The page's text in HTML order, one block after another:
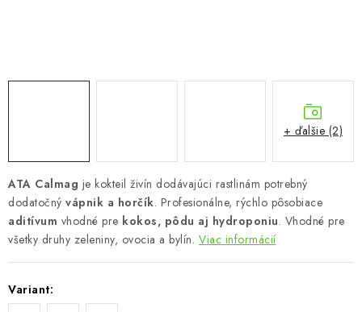
ATA Calmag je kokteil živín dodávajúci rastlinám potrebný
dodatočný vápnik a horčík. Profesionálne, rýchlo pôsobiace
aditívum vhodné pre kokos, pôdu aj hydroponiu. Vhodné pre
všetky druhy zeleniny, ovocia a bylín. Viac informácií
Variant:
+ ďalšie (2)